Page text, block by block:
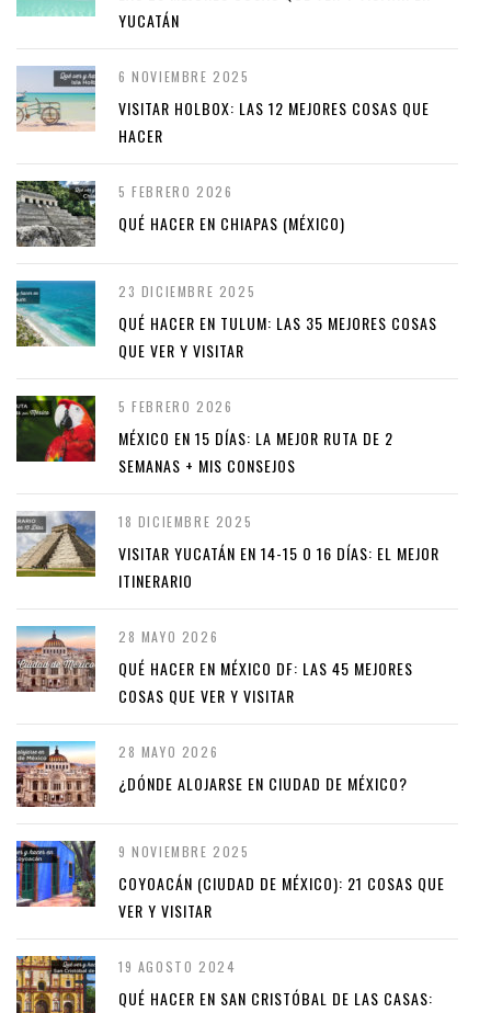
YUCATÁN
6 NOVIEMBRE 2025
VISITAR HOLBOX: LAS 12 MEJORES COSAS QUE
HACER
5 FEBRERO 2026
QUÉ HACER EN CHIAPAS (MÉXICO)
23 DICIEMBRE 2025
QUÉ HACER EN TULUM: LAS 35 MEJORES COSAS
QUE VER Y VISITAR
5 FEBRERO 2026
MÉXICO EN 15 DÍAS: LA MEJOR RUTA DE 2
SEMANAS + MIS CONSEJOS
18 DICIEMBRE 2025
VISITAR YUCATÁN EN 14-15 O 16 DÍAS: EL MEJOR
ITINERARIO
28 MAYO 2026
QUÉ HACER EN MÉXICO DF: LAS 45 MEJORES
COSAS QUE VER Y VISITAR
28 MAYO 2026
¿DÓNDE ALOJARSE EN CIUDAD DE MÉXICO?
9 NOVIEMBRE 2025
COYOACÁN (CIUDAD DE MÉXICO): 21 COSAS QUE
VER Y VISITAR
19 AGOSTO 2024
QUÉ HACER EN SAN CRISTÓBAL DE LAS CASAS: